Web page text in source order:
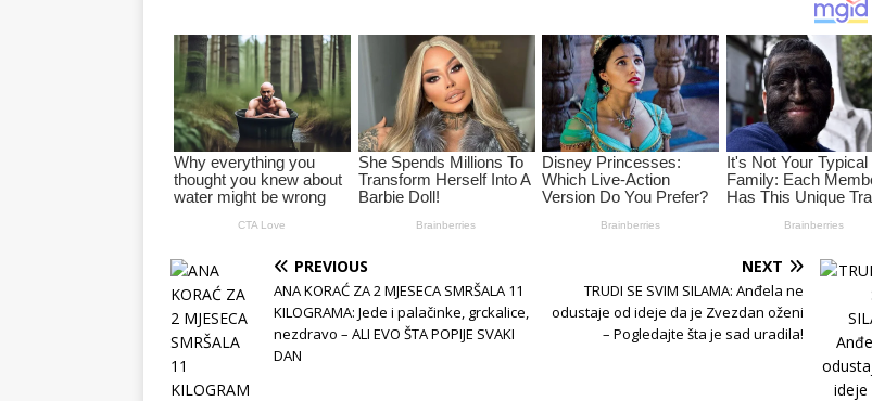
PREVIOUS
ANA KORAĆ ZA 2 MJESECA SMRŠALA 11
KILOGRAMA: Jede i palačinke, grckalice,
nezdravo – ALI EVO ŠTA POPIJE SVAKI
DAN
NEXT
TRUDI SE SVIM SILAMA: Anđela ne
odustaje od ideje da je Zvezdan oženi
– Pogledajte šta je sad uradila!